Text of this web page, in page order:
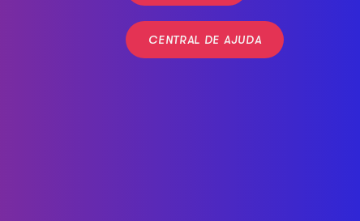
CENTRAL DE AJUDA